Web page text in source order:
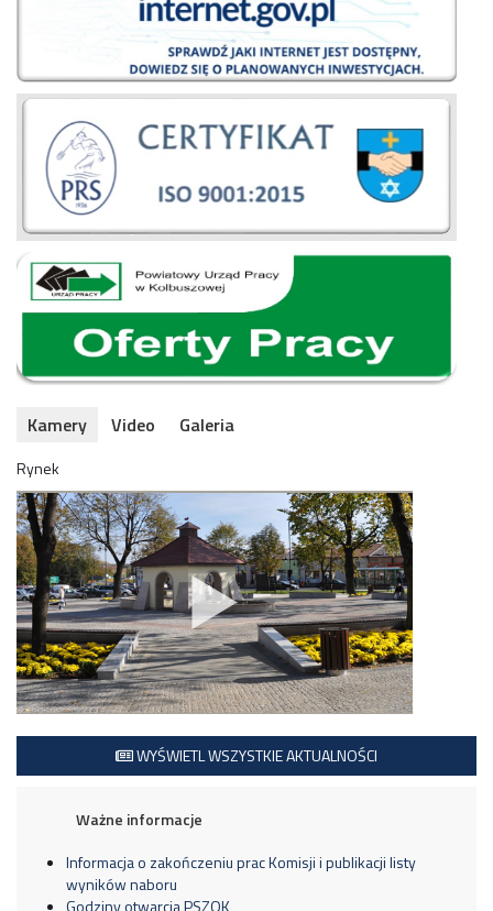
Kamery Video Galeria
Rynek
WYŚWIETL WSZYSTKIE AKTUALNOŚCI
Ważne informacje
Informacja o zakończeniu prac Komisji i publikacji listy
wyników naboru
Godziny otwarcia PSZOK